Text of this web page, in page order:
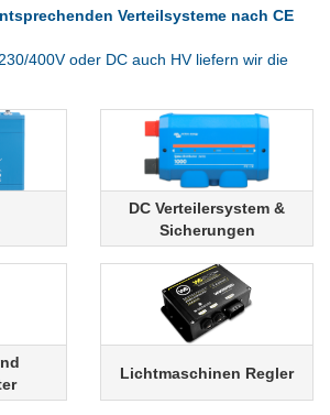
Verteilsysteme nach CE
400V oder DC auch HV liefern wir die
DC Verteilersystem &
Sicherungen
Lichtmaschinen Regler